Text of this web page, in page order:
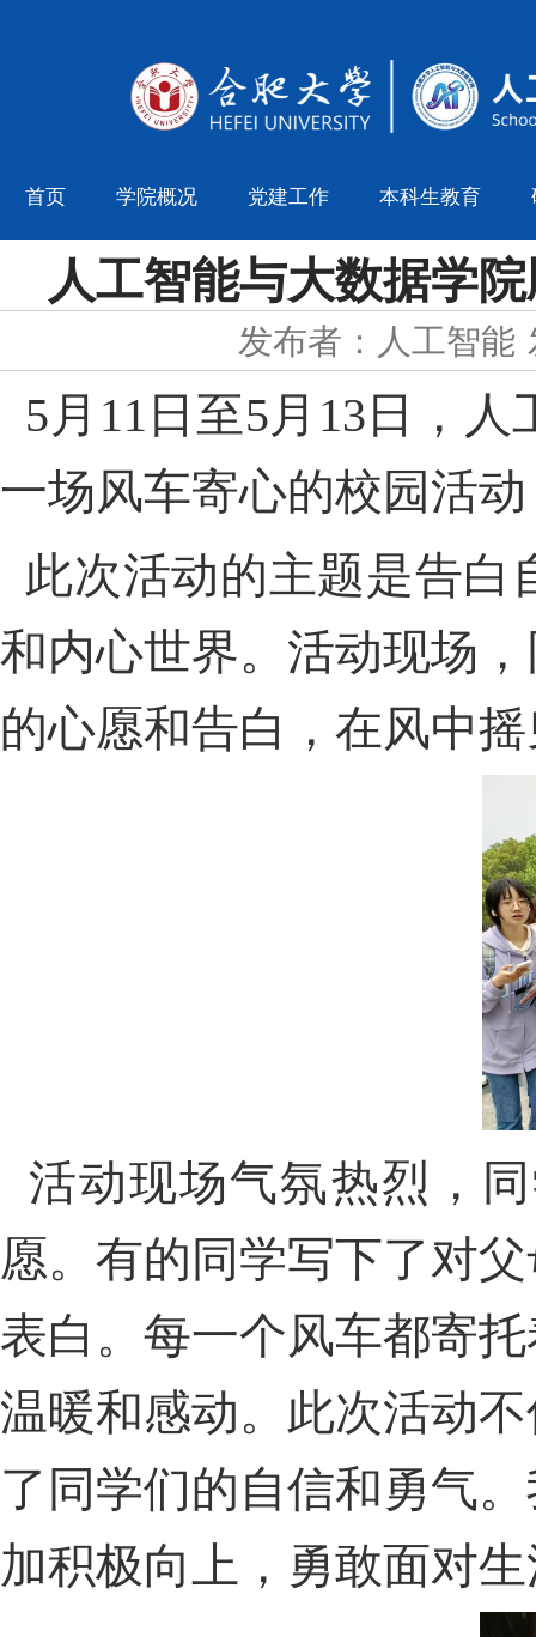
首页 学院概况 党建工作 本科生教育
人工智能与大数据学
发布者：人工智能
5月11日至5月13日，
一场风车寄心的校园活
此次活动的主题是告白
和内心世界。活动现场
的心愿和告白，在风中
活动现场气氛热烈，
愿。有的同学写下了对
表白。每一个风车都寄
温暖和感动。此次活动
了同学们的自信和勇气
加积极向上，勇敢面对